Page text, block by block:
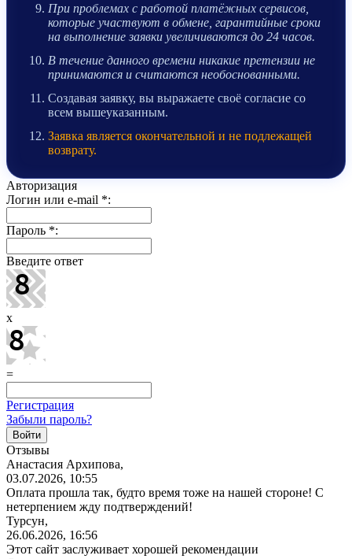
При проблемах с работой платёжных сервисов,
которые участвуют в обмене, гарантийные сроки
на выполнение заявки увеличиваются до 24 часов.
В течение данного времени никакие претензии не
принимаются и считаются необоснованными.
Создавая заявку, вы выражаете своё согласие со
всем вышеуказанным.
Заявка является окончательной и не подлежащей
возврату.
Авторизация
Логин или e-mail *:
Пароль *:
Введите ответ
x
=
Регистрация
Забыли пароль?
Отзывы
Анастасия Архипова,
03.07.2026, 10:55
Оплата прошла так, будто время тоже на нашей стороне! С
нетерпением жду подтверждений!
Турсун,
26.06.2026, 16:56
Этот сайт заслуживает хорошей рекомендации